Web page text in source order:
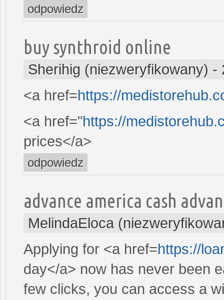
odpowiedz
buy synthroid online
Sherihig (niezweryfikowany) -
<a href=https://
<a href="https://
prices</a>
odpowiedz
advance america cash
MelindaEloca
Applying for <a href=https://
day</a> now has never been
few clicks, you can access a